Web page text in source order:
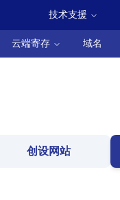
技术支援
云端寄存 域名
创设网站